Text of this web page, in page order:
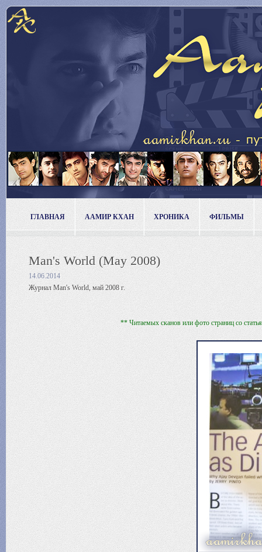
ГЛАВНАЯ ААМИР КХАН ХРОНИКА ФИЛЬМЫ
Man's World (May 2008)
14.06.2014
Журнал Man's World, май 2008 г.
** Читаемых сканов или фото страниц со